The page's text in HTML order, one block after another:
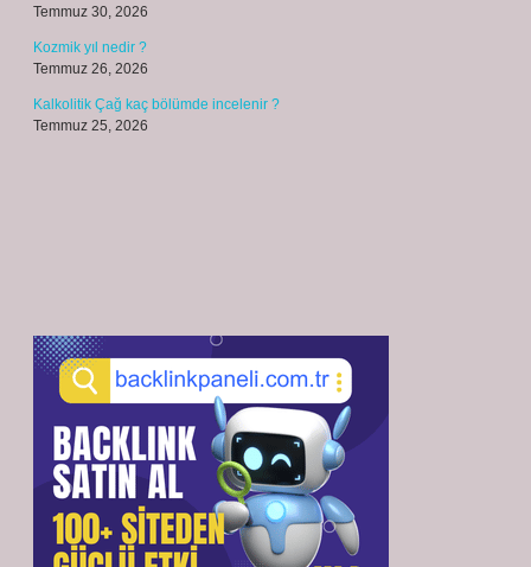
Temmuz 30, 2026
Kozmik yıl nedir ?
Temmuz 26, 2026
Kalkolitik Çağ kaç bölümde incelenir ?
Temmuz 25, 2026